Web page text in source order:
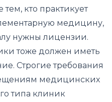
кто практикует
медицину,
нужны лицензии.
тоже должен иметь
Строгие требования
медицинских
типа клиник